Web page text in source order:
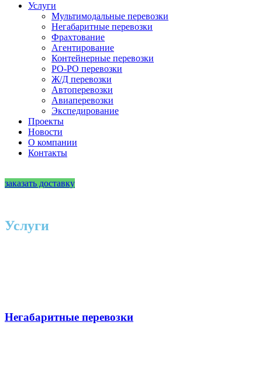
Услуги
Мультимодальные перевозки
Негабаритные перевозки
Фрахтование
Агентирование
Контейнерные перевозки
РО-РО перевозки
Ж/Д перевозки
Автоперевозки
Авиаперевозки
Экспедирование
Проекты
Новости
О компании
Контакты
заказать доставку
Услуги
Негабаритные перевозки